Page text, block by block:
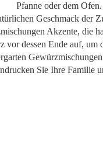
Pfanne oder dem Ofen.
Geschmack der
Akzente, die
dessen Ende auf,
Sie Ihre Familie